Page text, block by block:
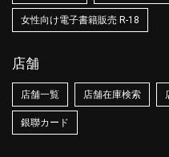
女性向け電子書籍販売 R-18
店舗
店舗一覧 店舗在庫検索
銀聯カード